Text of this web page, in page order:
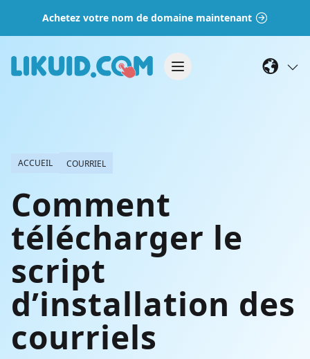
Achetez votre nom de domaine maintenant
ACCUEIL COURRIEL
Comment
télécharger le
script
d’installation des
courriels